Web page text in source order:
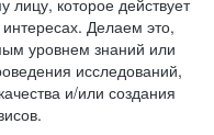
которое действует
Делаем это,
уровнем знаний или
исследований,
и/или создания